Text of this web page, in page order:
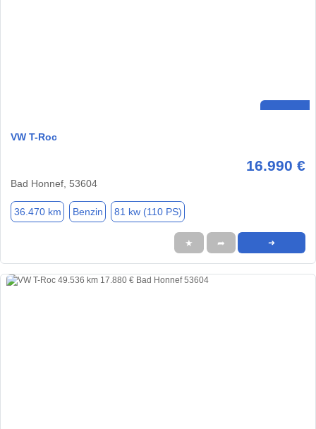
VW T-Roc
16.990 €
Bad Honnef, 53604
36.470 km Benzin 81 kw (110 PS)
★ ➦ ➜